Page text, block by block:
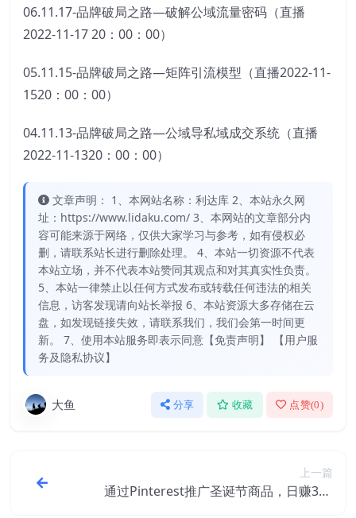
06.11.17-品牌破局之路—破解公域流量密码（直播
2022-11-17 20：00：00）
05.11.15-品牌破局之路—矩阵引流模型（直播2022-11-
1520：00：00）
04.11.13-品牌破局之路—公域导私域成交系统（直播
2022-11-1320：00：00）
文章声明： 1、本网站名称：利达库 2、本站永久网
址：https://www.lidaku.com/ 3、本网站的文章部分内
容可能来源于网络，仅供大家学习与参考，如有侵权必
删，请联系站长进行删除处理。 4、本站一切资源不代表
本站立场，并不代表本站赞同其观点和对其真实性负责。
5、本站一律禁止以任何方式发布或转载任何违法的相关
信息，访客发现请向站长举报 6、本站资源大多存储在云
盘，如发现链接失效，请联系我们，我们会第一时间更
新。 7、使用本站服务即表示同意【免责声明】 【用户服
务及隐私协议】
大鱼 分享 收藏 点赞(0)
上一篇
通过Pinterest推广圣诞节商品，日赚300